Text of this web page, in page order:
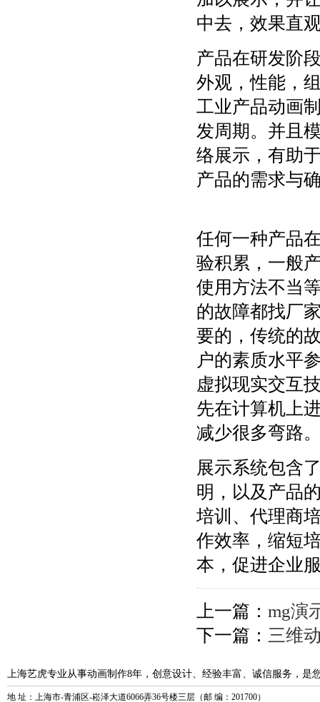
中去，效果直
产品在研发阶
外观，性能，
工业产品动画
发周期。并且
络展示，有助
产品的需求与
任何一种产品
验积累，一般
使用方法不当
的故障都找厂
要的，传统的
户的素质水平
虚拟现实交互
先在计算机上
减少很多弯路
展示系统包含
明，以及产品
培训、代理商
作效率，缩短
本，促进企业
上一篇： mg演
下一篇： 三维
上海艺虎专业从事动画制作8年，创意设计、经验丰富、诚信服务，是
地 址：上海市-青浦区-崧泽大道6066弄36号楼三层（邮 编：201700）